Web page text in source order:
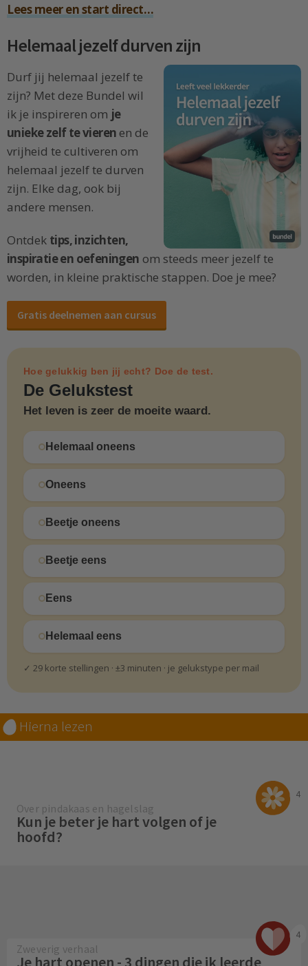
Lees meer en start direct…
Helemaal jezelf durven zijn
Durf jij helemaal jezelf te
zijn? Met deze Bundel wil
ik je inspireren om je
unieke zelf te vieren en de
vrijheid te cultiveren om
helemaal jezelf te durven
zijn. Elke dag, ook bij
andere mensen.
Ontdek tips, inzichten,
inspiratie en oefeningen om steeds meer jezelf te
worden, in kleine praktische stappen. Doe je mee?
Gratis deelnemen aan cursus
Hoe gelukkig ben jij echt? Doe de test.
De Gelukstest
Het leven is zeer de moeite waard.
Helemaal oneens
Oneens
Beetje oneens
Beetje eens
Eens
Helemaal eens
✓ 29 korte stellingen · ±3 minuten · je gelukstype per mail
Hierna lezen
4
Over pindakaas en hagelslag
Kun je beter je hart volgen of je
hoofd?
4
Zweverig verhaal
Je hart openen - 3 dingen die ik leerde